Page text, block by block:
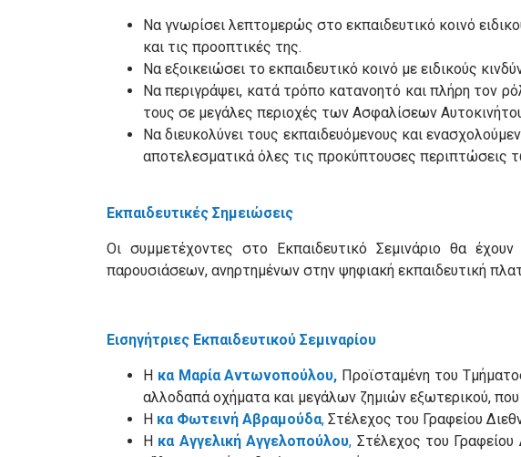
Να γνωρίσει λεπτομερώς στο εκπαιδευτικό κοινό
και τις προοπτικές της.
Να εξοικειώσει το εκπαιδευτικό κοινό με ειδικούς
Να περιγράψει, κατά τρόπο κατανοητό και πλήρη τον
τους σε μεγάλες περιοχές των Ασφαλίσεων
Να διευκολύνει τους εκπαιδευόμενους και
αποτελεσματικά όλες τις προκύπτουσες περιπτώσεις
Εκπαιδευτικές Σημειώσεις
Οι συμμετέχοντες στο Εκπαιδευτικό Σεμινάριο θα
παρουσιάσεων, ανηρτημένων στην ψηφιακή εκπαιδευτική
Εισηγήτριες Εκπαιδευτικού Σεμιναρίου
H κα Μαρία Αντωνοπούλου, Προϊσταμένη του
αλλοδαπά οχήματα και μεγάλων ζημιών εξωτερικού,
H κα Φωτεινή Αβραμούδα, Στέλεχος του Γραφείου
H κα Αγγελική Αγγελοπούλου, Στέλεχος του Γραφείου